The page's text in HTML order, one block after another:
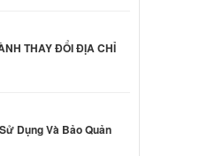
THAY ĐỔI ĐỊA CHỈ
Dụng Và Bảo Quản